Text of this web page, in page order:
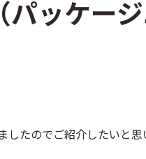
ッケー
たのでご紹介したいと思